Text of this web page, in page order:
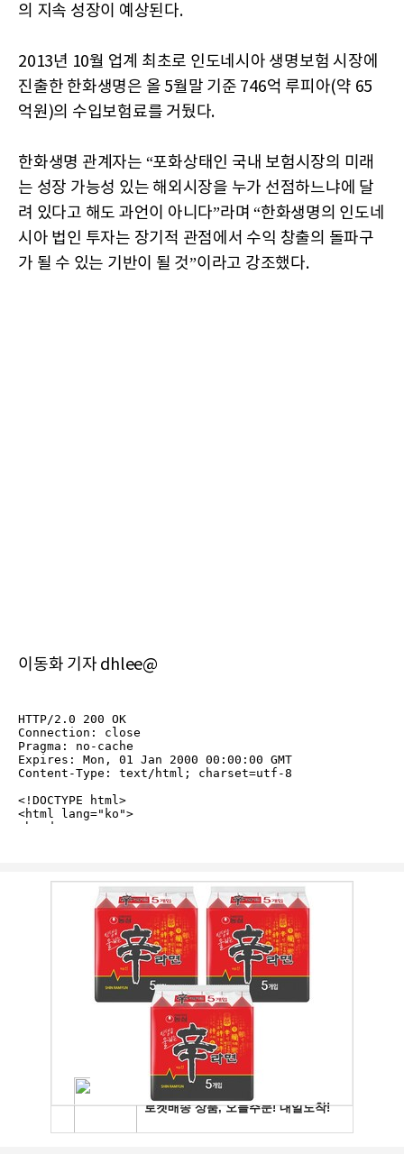
의 지속 성장이 예상된다.
2013년 10월 업계 최초로 인도네시아 생명보험 시장에
진출한 한화생명은 올 5월말 기준 746억 루피아(약 65
억원)의 수입보험료를 거뒀다.
한화생명 관계자는 “포화상태인 국내 보험시장의 미래
는 성장 가능성 있는 해외시장을 누가 선점하느냐에 달
려 있다고 해도 과언이 아니다”라며 “한화생명의 인도네
시아 법인 투자는 장기적 관점에서 수익 창출의 돌파구
가 될 수 있는 기반이 될 것”이라고 강조했다.
이동화 기자 dhlee@